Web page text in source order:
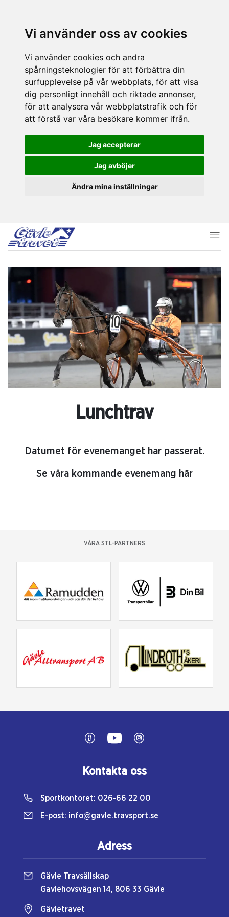
Vi använder oss av cookies
Vi använder cookies och andra
spårningsteknologier för att förbättra din
surfupplevelse på vår webbplats, för att visa
dig personligt innehåll och riktade annonser,
för att analysera vår webbplatstrafik och för
att förstå var våra besökare kommer ifrån.
Jag accepterar
Jag avböjer
Ändra mina inställningar
Lunchtrav
Datumet för evenemanget har passerat.
Se våra kommande evenemang här
VÅRA STL-PARTNERS
Kontakta oss
Sportkontoret: 026-66 22 00
E-post: info@gavle.travsport.se
Adress
Gävle Travsällskap
Gavlehovsvägen 14, 806 33 Gävle
Gävletravet